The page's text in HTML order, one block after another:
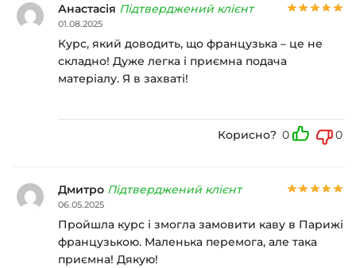
Анастасія Підтверджений клієнт
01.08.2025
Курс, який доводить, що французька – це не
складно! Дуже легка і приємна подача
матеріалу. Я в захваті!
Корисно? 0 0
Дмитро Підтверджений клієнт
06.05.2025
Пройшла курс і змогла замовити каву в Парижі
французькою. Маленька перемога, але така
приємна! Дякую!